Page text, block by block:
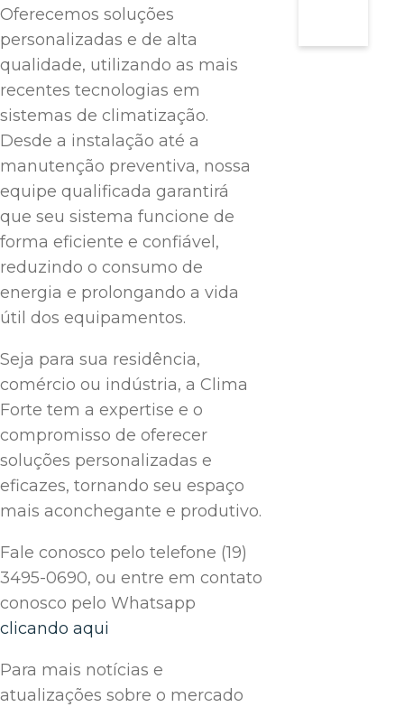
Oferecemos soluções
personalizadas e de alta
qualidade, utilizando as mais
recentes tecnologias em
sistemas de climatização.
Desde a instalação até a
manutenção preventiva, nossa
equipe qualificada garantirá
que seu sistema funcione de
forma eficiente e confiável,
reduzindo o consumo de
energia e prolongando a vida
útil dos equipamentos.
Seja para sua residência,
comércio ou indústria, a Clima
Forte tem a expertise e o
compromisso de oferecer
soluções personalizadas e
eficazes, tornando seu espaço
mais aconchegante e produtivo.
Fale conosco pelo telefone (19)
3495-0690, ou entre em contato
conosco pelo Whatsapp
clicando aqui
Para mais notícias e
atualizações sobre o mercado